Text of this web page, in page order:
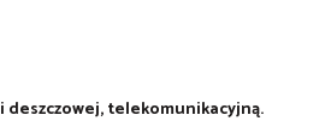
telekomunikacyjną.